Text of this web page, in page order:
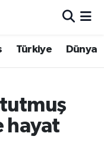
Türkiye Dünya
hayat